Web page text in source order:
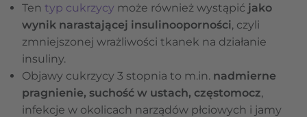
Ten typ cukrzycy może również wystąpić jako
wynik narastającej insulinooporności, czyli
zmniejszonej wrażliwości tkanek na działanie
insuliny.
Objawy cukrzycy 3 stopnia to m.in. nadmierne
pragnienie, suchość w ustach, częstomocz,
infekcje w okolicach narządów płciowych i jamy